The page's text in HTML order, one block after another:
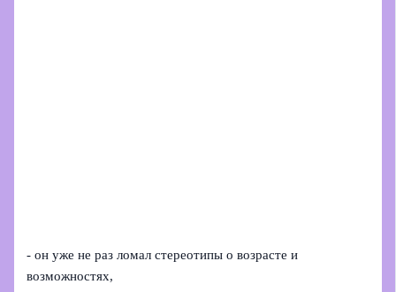
- он уже не раз ломал стереотипы о возрасте и
возможностях,